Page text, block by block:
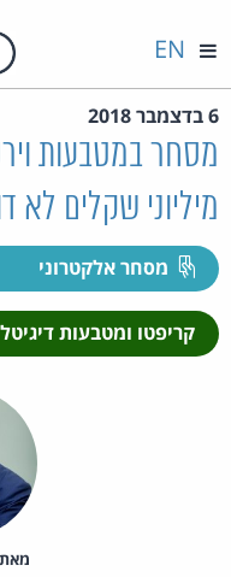
EN
6 בדצמבר 2018
מסחר במטבעות
מיליוני שקלים לא
מסחר אלקטרוני
קריפטו ומטבעות
מאת‏